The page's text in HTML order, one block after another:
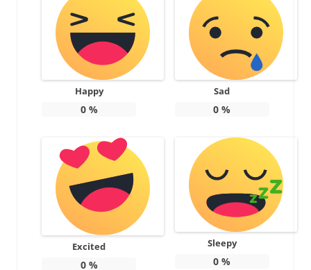
Happy
0%
Sad
0 %
Excited
0%
Sleepy
0 %